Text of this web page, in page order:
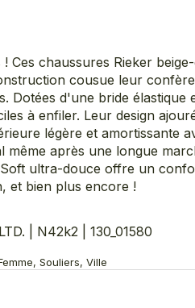
Ces chaussures Rieker
cousue leur
Dotées d'une bride élastique
à enfiler. Leur design
légère et amortissante
après une longue
ultra-douce offre un
et bien plus encore !
| N42k2 | 130_01580
Souliers, Ville